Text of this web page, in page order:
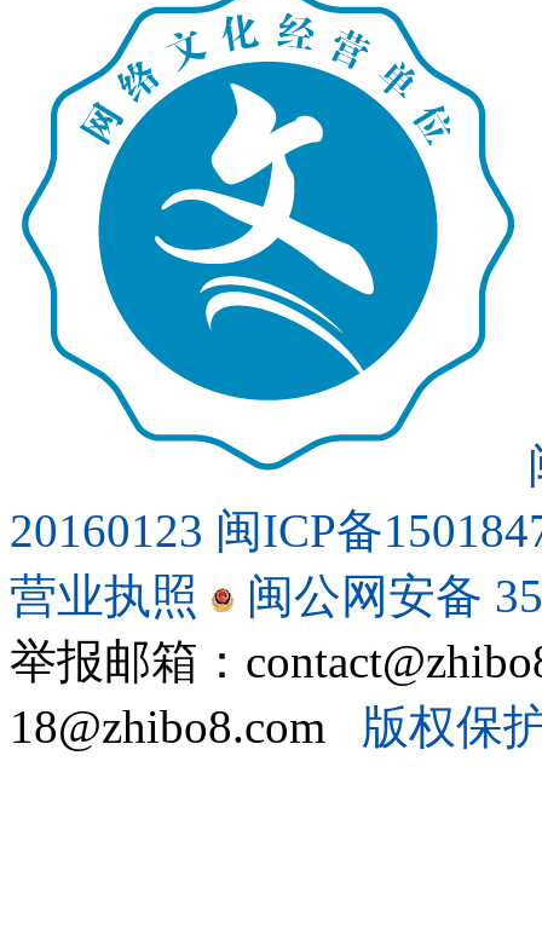
20160123 闽ICP备
营业执照
闽公网安备
举报邮箱：
18@zhibo8.com
版权保